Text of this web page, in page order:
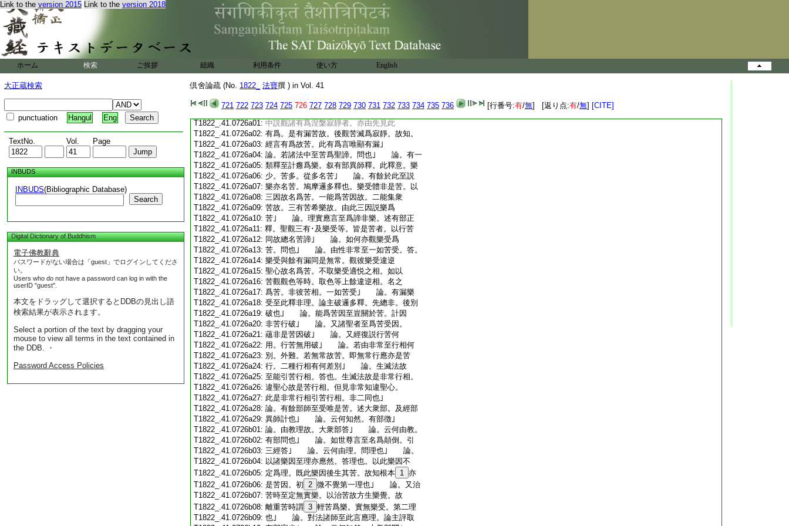
Link to the version 2015 Link to the version 2018
ホーム 検索 ご挨拶 組織 利用条件 使い方 English
大正蔵検索
punctuation Hangul Eng
TextNo. Vol. Page
INBUDS
INBUDS(Bibliographic Database)
Search
Digital Dictionary of Buddhism
電子佛教辭典
パスワードがない場合は「guest」でログインしてくださ
い。
Users who do not have a password can log in with the
userID "guest".
本文をドラッグして選択するとDDBの見出し語
検索結果が表示されます。
Select a portion of the text by dragging your
mouse to view all terms in the text contained in
the DDB. ・
Password Access Policies
倶舍論疏 (No. 1822_ 法寶撰 ) in Vol. 41
721 722 723 724 725 726 727 728 729 730 731 732 733 734 735 736 [行番号:有/無] [返り点:有/無] [CITE]
T1822_.41.0725c19:受由行成苦。衆縁造故。如契經言。若非常
T1822_.41.0725c20: 即是苦。如受順受。亦爾。准此。道諦亦是有
T1822_.41.0725c21:爲。衆縁造故。性非常故。有爲性故。應行苦
T1822_.41.0725c22:
攝｣ 論。道諦非苦至衆苦盡故。論主引餘
師釋也。聖道雖是無常。能引衆苦盡故。不
違聖心不名爲苦。所以得知是餘師釋。正
T1822_.41.0725c25:理論云。有餘師言。聖道非苦。以能違逆是
T1822_.41.0725c26: 苦相故。非聖道
T1822_.41.0725c27:苦盡故｣ 論。若觀諸有爲至唯顯有漏。引
T1822_.41.0725c28: 例釋也。道諦有爲無漏。擇滅無爲涅槃寂靜。
T1822_.41.0726a01: 中説觀諸有爲涅槃寂靜者。亦由先見此
T1822_.41.0726a02: 有爲。是有漏苦故。後觀苦滅爲寂靜。故知。
T1822_.41.0726a03: 經言有爲故苦。此有爲言唯顯有漏｣
T1822_.41.0726a04: 論。若諸法中至苦爲聖諦。問也｣ 論。有一
T1822_.41.0726a05: 類釋至計癰爲樂。叙有部異師釋。此釋意。樂
T1822_.41.0726a06: 少。苦多。從多名苦｣ 論。有餘於此至説
T1822_.41.0726a07: 樂亦名苦。鳩摩邏多釋也。樂受體非是苦。以
T1822_.41.0726a08: 三因故名爲苦。一能爲苦因故。二能集衆
T1822_.41.0726a09: 苦故。三有苦希樂故。由此三因説樂爲
T1822_.41.0726a10: 苦｣ 論。理實應言至爲諦非樂。述有部正
T1822_.41.0726a11: 釋。聖觀三有･及樂受等。皆是苦者。以行苦
T1822_.41.0726a12: 同故總名苦諦｣ 論。如何亦觀樂受爲
T1822_.41.0726a13: 苦。問也｣ 論。由性非常至一如苦受。答。
T1822_.41.0726a14: 樂受與餘有漏同是無常。觀彼樂受違逆
T1822_.41.0726a15: 聖心故名爲苦。不取樂受適悦之相。如以
T1822_.41.0726a16: 苦觀觀色等時。取色等上餘違逆相。名之
T1822_.41.0726a17: 爲苦。非彼苦相。一如苦受｣ 論。有漏樂
T1822_.41.0726a18: 受至此釋非理。論主破邏多釋。先總非。後別
T1822_.41.0726a19: 破也｣ 論。能爲苦因至豈關於苦。計因
T1822_.41.0726a20: 非苦行破｣ 論。又諸聖者至爲苦受因。
T1822_.41.0726a21: 蘊非是苦因破｣ 論。又經復説行苦何
T1822_.41.0726a22: 用。行苦無用破｣ 論。若由非常至行相何
T1822_.41.0726a23: 別。外難。若無常故苦。即無常行應亦是苦
T1822_.41.0726a24: 行。二種行相有何差別｣ 論。生滅法故
T1822_.41.0726a25: 至能引苦行相。答也。生滅法故是非常行相。
T1822_.41.0726a26: 違聖心故是苦行相。但見非常知違聖心。
T1822_.41.0726a27: 此是非常行相引苦行相。非二同也｣
T1822_.41.0726a28: 論。有餘部師至受唯是苦。述大衆部。及經部
T1822_.41.0726a29: 異師計也｣ 論。云何知然。有部徴｣
T1822_.41.0726b01: 論。由教理故。大衆部答｣ 論。云何由教。
T1822_.41.0726b02: 有部問也｣ 論。如世尊言至名爲顛倒。引
T1822_.41.0726b03: 三經答｣ 論。云何由理。問理也｣ 論。
T1822_.41.0726b04: 以諸樂因至理亦應然。答理也。以此樂因不
T1822_.41.0726b05: 定爲理。既此樂因後生其苦。故知根本 1 亦
T1822_.41.0726b06: 是苦因。初 2 微不覺第一理也｣ 論。又治
T1822_.41.0726b07: 苦時至定無實樂。以治苦故方生樂覺。故
T1822_.41.0726b08: 離重苦時謂 3 輕苦爲樂。實無樂受。第二理
T1822_.41.0726b09: 也｣ 論。對法諸師至此言應理。論主評取